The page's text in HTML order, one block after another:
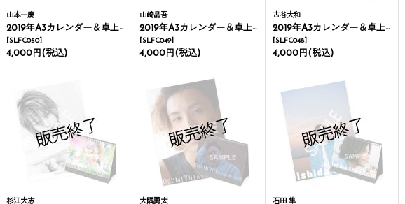
山本一慶
2019年A3カレンダー＆卓上カレンダー
[SLFC050]
4,000円 (税込)
山崎晶吾
2019年A3カレンダー＆卓上カレンダー
[SLFC049]
4,000円 (税込)
古谷大和
2019年A3カレンダー＆卓上カレンダー
[SLFC048]
4,000円 (税込)
杉江大志 大隅勇太 石田 隼